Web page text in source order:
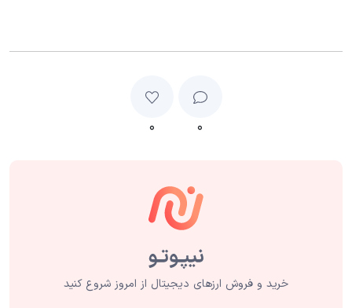
۰ ۰
خرید و فروش ارزهای دیجیتال از امروز شروع کنید